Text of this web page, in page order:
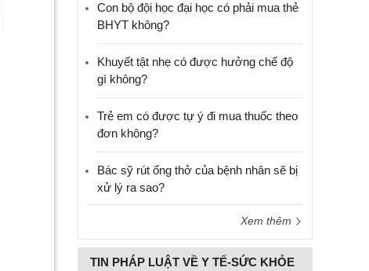
Con bộ đội học đại học có phải mua thẻ
BHYT không?
Khuyết tật nhẹ có được hưởng chế độ
gì không?
Trẻ em có được tự ý đi mua thuốc theo
đơn không?
Bác sỹ rút ống thở của bệnh nhân sẽ bị
xử lý ra sao?
Xem thêm
TIN PHÁP LUẬT VỀ Y TẾ-SỨC KHỎE